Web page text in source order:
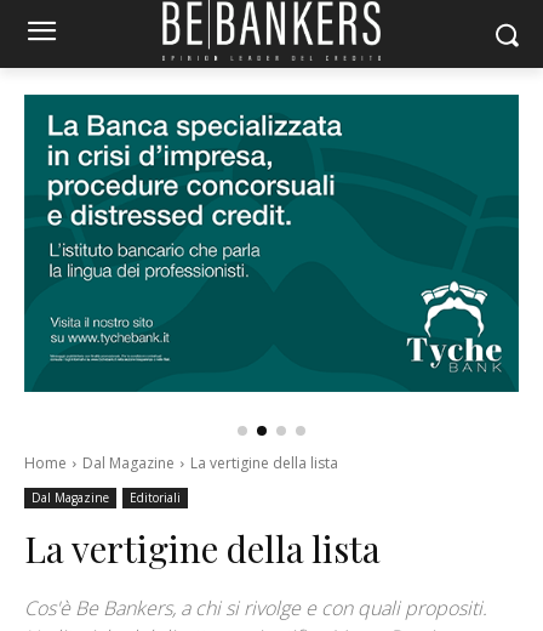
Home Dal Magazine La vertigine della lista
Dal Magazine Editoriali
La vertigine della lista
Cos'è Be Bankers, a chi si rivolge e con quali propositi.